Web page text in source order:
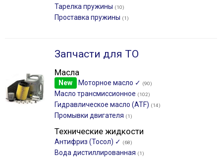
Тарелка пружины (10)
Проставка пружины (1)
Запчасти для ТО
Масла
New Моторное масло ✓ (90)
Масло трансмиссионное (102)
Гидравлическое масло (ATF) (14)
Промывки двигателя (1)
Технические жидкости
Антифриз (Тосол) ✓ (68)
Вода дистиллированная (1)